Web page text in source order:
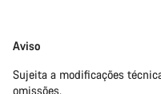
Limitação
responsabilidade
Aviso
Sujeita a modificações
omissões.